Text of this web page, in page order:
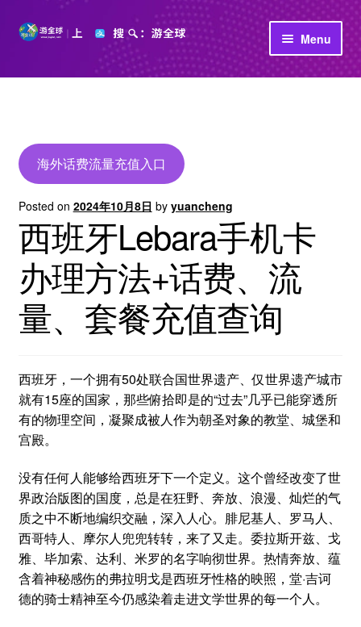
Skip
Skip
Menu
首页
公司介绍
海外话费流量充值入口
Posted on 2024年10月8日 by yuancheng
西班牙Lebara手机卡
办理方法+话费、流
量、套餐充值查询
西班牙，一个拥有50处联合国世界遗产、仅世界遗产城市
就有15座的国家，那些俯拾即是的“过去”几乎已能穿透所
有的物理空间，凝聚成被人作为朝圣对象的教堂、城堡和
宫殿。
没有任何人能够给西班牙下一个定义。这个曾经改变了世
界政治版图的国度，总是在狂野、奔放、浪漫、灿烂的气
质之中不断地编织交融，深入人心。腓尼基人、罗马人、
西哥特人、摩尔人兜兜转转，来了又走。委拉斯开兹、戈
雅、毕加索、达利、米罗的名字响彻世界。热情奔放、蕴
含着神秘感伤的弗拉明戈是西班牙性格的映照，堂·吉诃
德的骑士精神至今仍感染着走进文学世界的每一个人。